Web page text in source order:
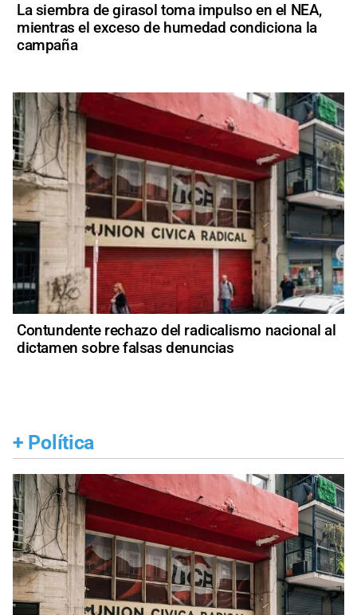
La siembra de girasol toma impulso en el NEA,
mientras el exceso de humedad condiciona la
campaña
Contundente rechazo del radicalismo nacional al
dictamen sobre falsas denuncias
+ Política